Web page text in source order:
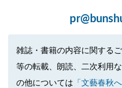
雑誌・書籍の内容に関する
等の転載、朗読、二次利用
の他については 「文藝春秋